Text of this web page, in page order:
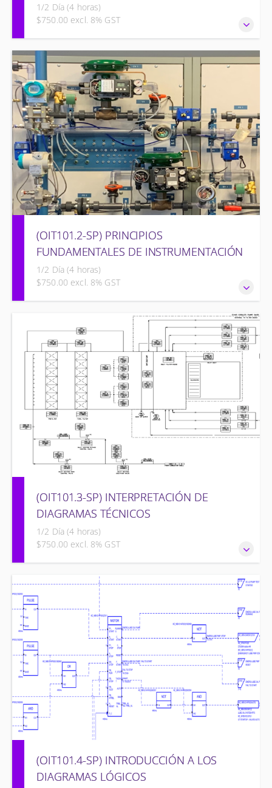
1/2 Día (4 horas)
$750.00 excl. 8% GST
NAVEGANDO POR EL SISTEMA DE CONTROL OMNIVISE-
T3000
(OIT101.2-SP) PRINCIPIOS
FUNDAMENTALES DE INSTRUMENTACIÓN
1/2 Día (4 horas)
$750.00 excl. 8% GST
PRINCIPIOS FUNDAMENTALES DE INSTRUMENTACIÓN
(OIT101.3-SP) INTERPRETACIÓN DE
DIAGRAMAS TÉCNICOS
1/2 Día (4 horas)
$750.00 excl. 8% GST
INTERPRETACIÓN DE DIAGRAMAS TÉCNICOS
(OIT101.4-SP) INTRODUCCIÓN A LOS
DIAGRAMAS LÓGICOS